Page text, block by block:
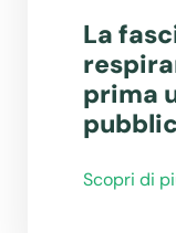
La
prima
Scopri di